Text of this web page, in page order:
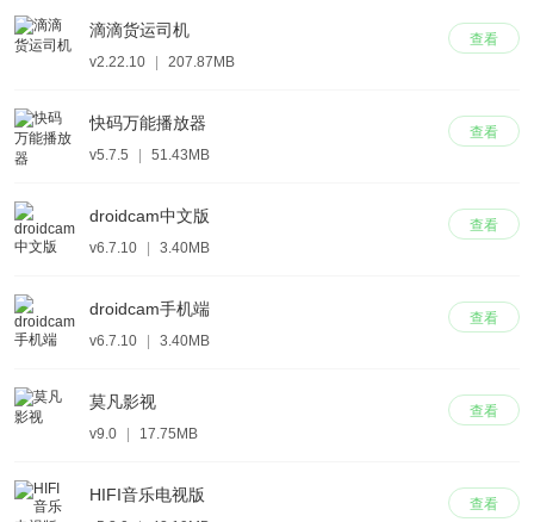
查看
滴滴货运司机
v2.22.10 207.87MB
查看
快码万能播放器
v5.7.5 51.43MB
查看
droidcam中文版
v6.7.10 3.40MB
查看
droidcam手机端
v6.7.10 3.40MB
查看
莫凡影视
v9.0 17.75MB
查看
HIFI音乐电视版